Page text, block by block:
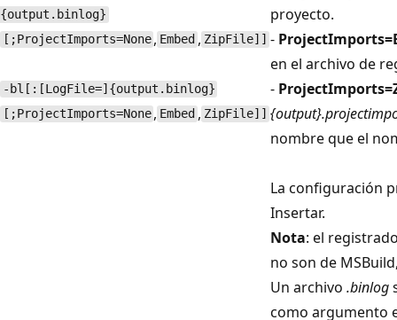
{output.binlog}
[;ProjectImports=None , Embed , ZipFile]]
-bl[:[LogFile=]{output.binlog}
[;ProjectImports=None , Embed , ZipFile]]
proyecto.
-
en el archivo de
-
nombre que el
La configuración
Insertar.
Nota: el
no son de
Un archivo .binlog
como argumento